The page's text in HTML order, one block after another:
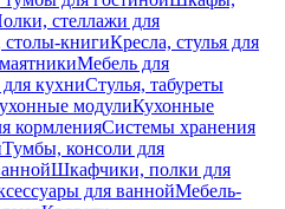
стеллажи для
книгиКресла, стулья для
Мебель для
кухниСтулья, табуреты
модулиКухонные
кормленияСистемы хранения
Тумбы, консоли для
Шкафчики, полки для
для ваннойМебель-